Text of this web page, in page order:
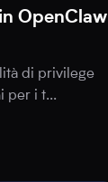
OpenClaw
di privilege
per i t...